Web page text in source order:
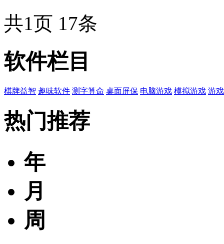
共1页 17条
软件栏目
棋牌益智 趣味软件 测字算命 桌面屏保 电脑游戏 模拟游戏 游
热门推荐
年
月
周